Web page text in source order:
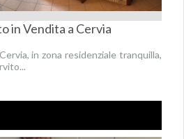
in Vendita a Cervia
in zona residenziale tranquilla,